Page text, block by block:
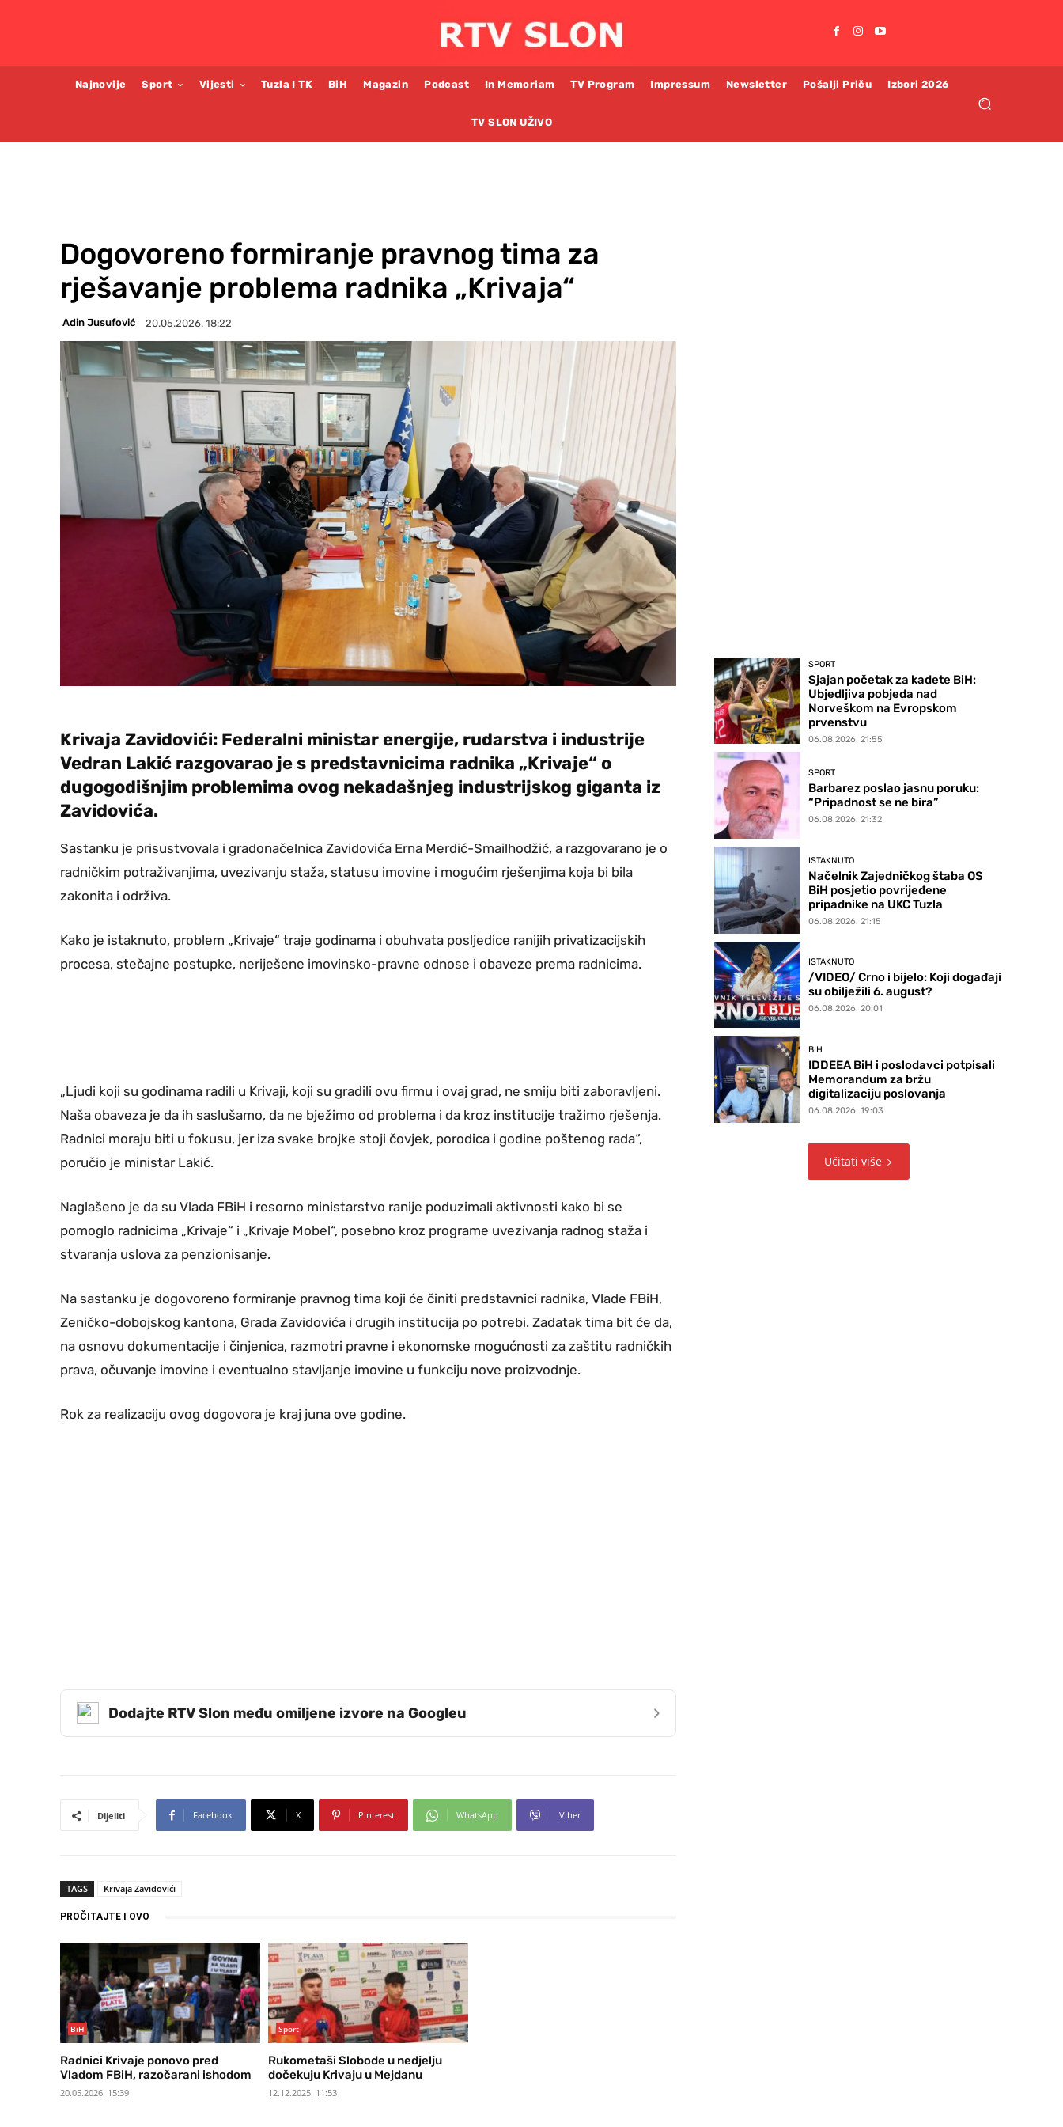
Najnovije Sport Vijesti Tuzla I TK BiH Magazin Podcast In Memoriam TV Program Impressum Newsletter Pošalji Priču Izbori 2026
TV SLON UŽIVO
Dogovoreno formiranje pravnog tima za
rješavanje problema radnika „Krivaja“
Adin Jusufović 20.05.2026. 18:22
Krivaja Zavidovići: Federalni ministar energije, rudarstva i industrije
Vedran Lakić razgovarao je s predstavnicima radnika „Krivaje“ o
dugogodišnjim problemima ovog nekadašnjeg industrijskog giganta iz
Zavidovića.
Sastanku je prisustvovala i gradonačelnica Zavidovića Erna Merdić-Smailhodžić, a razgovarano je o
radničkim potraživanjima, uvezivanju staža, statusu imovine i mogućim rješenjima koja bi bila
zakonita i održiva.
Kako je istaknuto, problem „Krivaje“ traje godinama i obuhvata posljedice ranijih privatizacijskih
procesa, stečajne postupke, neriješene imovinsko-pravne odnose i obaveze prema radnicima.
„Ljudi koji su godinama radili u Krivaji, koji su gradili ovu firmu i ovaj grad, ne smiju biti zaboravljeni.
Naša obaveza je da ih saslušamo, da ne bježimo od problema i da kroz institucije tražimo rješenja.
Radnici moraju biti u fokusu, jer iza svake brojke stoji čovjek, porodica i godine poštenog rada“,
poručio je ministar Lakić.
Naglašeno je da su Vlada FBiH i resorno ministarstvo ranije poduzimali aktivnosti kako bi se
pomoglo radnicima „Krivaje“ i „Krivaje Mobel“, posebno kroz programe uvezivanja radnog staža i
stvaranja uslova za penzionisanje.
Na sastanku je dogovoreno formiranje pravnog tima koji će činiti predstavnici radnika, Vlade FBiH,
Zeničko-dobojskog kantona, Grada Zavidovića i drugih institucija po potrebi. Zadatak tima bit će da,
na osnovu dokumentacije i činjenica, razmotri pravne i ekonomske mogućnosti za zaštitu radničkih
prava, očuvanje imovine i eventualno stavljanje imovine u funkciju nove proizvodnje.
Rok za realizaciju ovog dogovora je kraj juna ove godine.
Dodajte RTV Slon među omiljene izvore na Googleu ›
Dijeliti Facebook X Pinterest WhatsApp Viber
TAGS Krivaja Zavidovići
PROČITAJTE I OVO
BiH
Radnici Krivaje ponovo pred
Vladom FBiH, razočarani ishodom
20.05.2026. 15:39
Sport
Rukometaši Slobode u nedjelju
dočekuju Krivaju u Mejdanu
12.12.2025. 11:53
SPORT
Sjajan početak za kadete BiH:
Ubjedljiva pobjeda nad
Norveškom na Evropskom
prvenstvu
06.08.2026. 21:55
SPORT
Barbarez poslao jasnu poruku:
“Pripadnost se ne bira”
06.08.2026. 21:32
ISTAKNUTO
Načelnik Zajedničkog štaba OS
BiH posjetio povrijeđene
pripadnike na UKC Tuzla
06.08.2026. 21:15
ISTAKNUTO
/VIDEO/ Crno i bijelo: Koji događaji
su obilježili 6. august?
06.08.2026. 20:01
BIH
IDDEEA BiH i poslodavci potpisali
Memorandum za bržu
digitalizaciju poslovanja
06.08.2026. 19:03
Učitati više